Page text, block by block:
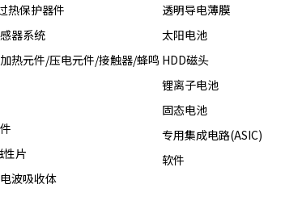
热保护器件
器系统
热元件/压电元件/接触器/蜂鸣
性片
波吸收体
透明导电薄膜
太阳电池
HDD磁头
锂离子电池
固态电池
专用集成电路(ASIC)
软件